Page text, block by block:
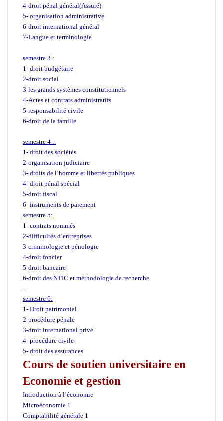
4-droit pénal général(Assuré)
5- organisation administrative
6-droit international général
7-Langue et terminologie
semestre 3 :
1- droit budgétaire
2-droit social
3-les grands systèmes constitutionnels
4-Actes et contrats administratifs
5-responsabilité civile
6-droit de la famille
semestre 4 :
1- droit des sociétés
2-organisation judiciaire
3- droits de l’homme et libertés publiques
4- droit pénal spécial
5-droit fiscal
6- instruments de paiement
semestre 5:
1- contrats nommés
2-difficultés d’entreprises
3-criminologie et pénologie
4-droit foncier
5-droit bancaire
6-droit des NTIC et méthodologie de recherche
semestre 6:
1- Droit patrimonial
2-procédure pénale
3-droit international privé
4- procédure civile
5- droit des assurances
Cours de soutien universitaire en
Economie et gestion
Introduction à l’économie
Microéconomie 1
Comptabilité générale 1